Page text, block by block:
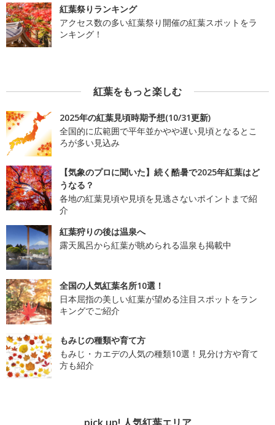
紅葉祭りランキング
アクセス数の多い紅葉祭り開催の紅葉スポットをラ
ンキング！
紅葉をもっと楽しむ
2025年の紅葉見頃時期予想(10/31更新)
全国的に広範囲で平年並かやや遅い見頃となるとこ
ろが多い見込み
【気象のプロに聞いた】続く酷暑で2025年紅葉はど
うなる？
各地の紅葉見頃や見頃を見逃さないポイントまで紹
介
紅葉狩りの後は温泉へ
露天風呂から紅葉が眺められる温泉も掲載中
全国の人気紅葉名所10選！
日本屈指の美しい紅葉が望める注目スポットをラン
キングでご紹介
もみじの種類や育て方
もみじ・カエデの人気の種類10選！見分け方や育て
方も紹介